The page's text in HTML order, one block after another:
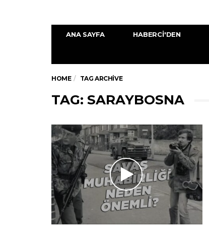
ANA SAYFA HABERCI'DEN
HOME TAG ARCHIVE
TAG: SARAYBOSNA